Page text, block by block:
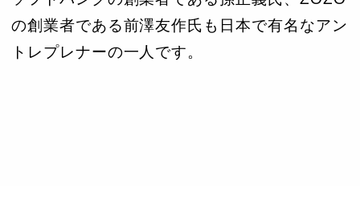
の創業者である前澤友作氏も日本で有名なアン
トレプレナーの一人です。